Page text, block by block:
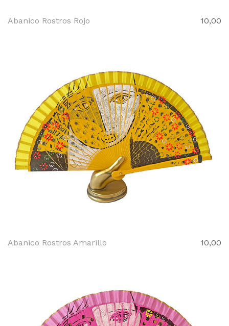
Abanico Rostros Rojo 10,00
Abanico Rostros Amarillo 10,00